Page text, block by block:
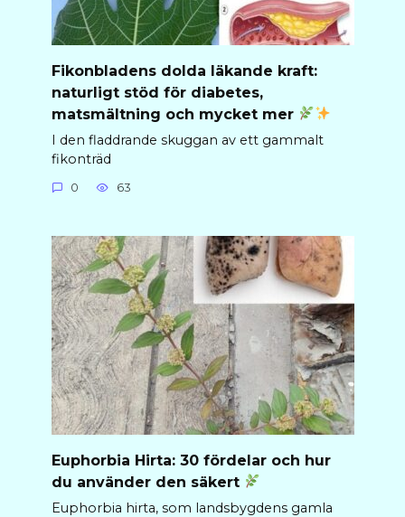
Fikonbladens dolda läkande kraft:
naturligt stöd för diabetes,
matsmältning och mycket mer
I den fladdrande skuggan av ett gammalt
fikonträd
0 63
Euphorbia Hirta: 30 fördelar och hur
du använder den säkert
Euphorbia hirta, som landsbygdens gamla